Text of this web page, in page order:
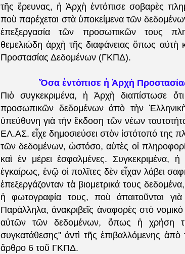
τῆς ἔρευνας, ἡ Ἀρχὴ ἐντόπισε σοβαρὲς
ποὺ παρέχεται στὰ ὑποκείμενα τῶν
ἐπεξεργασία τῶν προσωπικῶν τους
θεμελιώδη ἀρχὴ τῆς διαφάνειας ὅπως αὐτὴ
Προστασίας Δεδομένων (ΓΚΠΔ).
Ὅσα ἐντόπισε ἡ Ἀρχὴ
Πιὸ συγκεκριμένα, ἡ Ἀρχὴ διαπίστωσε
προσωπικῶν δεδομένων ἀπὸ τὴν
ὑπεύθυνη γιὰ τὴν ἔκδοση τῶν νέων
ΕΛ.ΑΣ. εἶχε δημοσιεύσει στὸν ἱστότοπό της
τῶν δεδομένων, ὡστόσο, αὐτὲς οἱ
καὶ ἐν μέρει ἐσφαλμένες. Συγκεκριμένα,
ἐγκαίρως, ἐνῷ οἱ πολῖτες δὲν εἶχαν λάβει
ἐπεξεργάζονταν τὰ βιομετρικά τους
ἡ φωτογραφία τους, ποὺ ἀπαιτοῦνται
Παράλληλα, ἀνακριβεῖς ἀναφορὲς στὸ
αὐτῶν τῶν δεδομένων, ὅπως ἡ χρήση
συγκατάθεσης" ἀντὶ τῆς ἐπιβαλλόμενης
ἄρθρο 6 τοῦ ΓΚΠΔ.